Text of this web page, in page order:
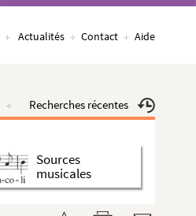
Actualités Contact Aide
Recherches récentes
Sources
musicales